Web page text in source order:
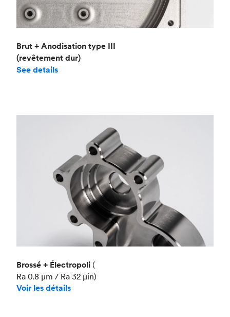
Brut + Anodisation type III
(revêtement dur)
See details
Brossé + Électropoli (
Ra 0.8 μm / Ra 32 μin)
Voir les détails